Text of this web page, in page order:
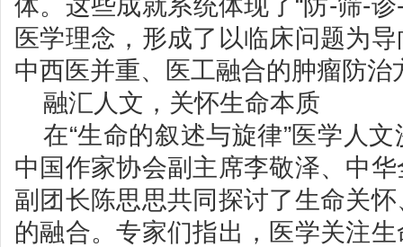
医学理念，形成了以临床问题为
中西医并重、医工融合的肿瘤防治
融汇人文，关怀生命本质
在“生命的叙述与旋律”医学人
中国作家协会副主席李敬泽、中
副团长陈思思共同探讨了生命关
的融合。专家们指出，医学关注